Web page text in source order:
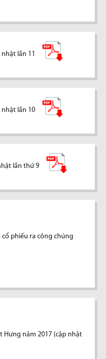
lần 11
lần 10
lần thứ 9
cổ phiếu ra công chúng
Hưng năm 2017 (cập nhật